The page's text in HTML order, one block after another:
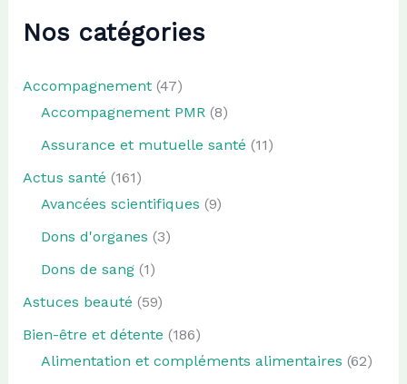
Nos catégories
Accompagnement(47)
Accompagnement PMR(8)
Assurance et mutuelle santé (11)
Actus santé (161)
Avancées scientifiques (9)
Dons d'organes (3)
Dons de sang(1)
Astuces beauté (59)
Bien-être et détente (186)
Alimentation et compléments alimentaires (62)